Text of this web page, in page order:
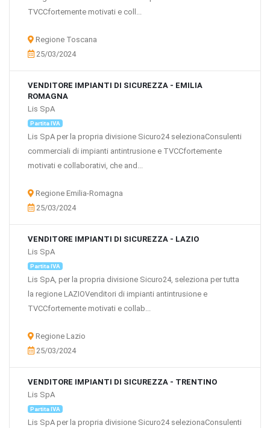
TVCCfortemente motivati e coll...
Regione Toscana
25/03/2024
VENDITORE IMPIANTI DI SICUREZZA - EMILIA
ROMAGNA
Lis SpA
Partita IVA
Lis SpA per la propria divisione Sicuro24 selezionaConsulenti
commerciali di impianti antintrusione e TVCCfortemente
motivati e collaborativi, che and...
Regione Emilia-Romagna
25/03/2024
VENDITORE IMPIANTI DI SICUREZZA - LAZIO
Lis SpA
Partita IVA
Lis SpA, per la propria divisione Sicuro24, seleziona per tutta
la regione LAZIOVenditori di impianti antintrusione e
TVCCfortemente motivati e collab...
Regione Lazio
25/03/2024
VENDITORE IMPIANTI DI SICUREZZA - TRENTINO
Lis SpA
Partita IVA
Lis SpA per la propria divisione Sicuro24 selezionaConsulenti